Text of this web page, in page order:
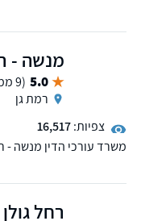
מנשה -
5.0 (9 ממליצים)
רמת גן
צפיות:16,517
משרד עורכי הדין מנשה -
רחל